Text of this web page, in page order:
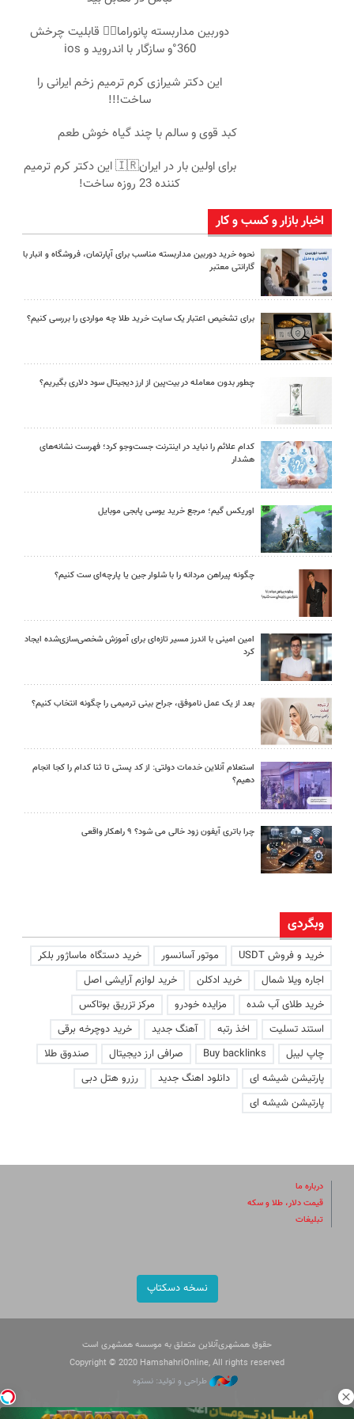
دوربین مداربسته پانوراما👈🏻 قابلیت چرخش
360°و سازگار با اندروید و ios
این دکتر شیرازی کرم ترمیم زخم ایرانی را
ساخت!!!
کبد قوی و سالم با چند گیاه خوش طعم
برای اولین بار در ایران🇮🇷 این دکتر کرم ترمیم
کننده 23 روزه ساخت!
اخبار بازار و کسب و کار
نحوه خرید دوربین مداربسته مناسب برای آپارتمان، فروشگاه و انبار با
گارانتی معتبر
برای تشخیص اعتبار یک سایت خرید طلا چه مواردی را بررسی کنیم؟
چطور بدون معامله در بیت‌پین از ارز دیجیتال سود دلاری بگیریم؟
کدام علائم را نباید در اینترنت جست‌وجو کرد؛ فهرست نشانه‌های
هشدار
اوریکس گیم؛ مرجع خرید یوسی پابجی موبایل
چگونه پیراهن مردانه را با شلوار جین یا پارچه‌ای ست کنیم؟
امین امینی با اندرز مسیر تازه‌ای برای آموزش شخصی‌سازی‌شده ایجاد
کرد
بعد از یک عمل ناموفق، جراح بینی ترمیمی را چگونه انتخاب کنیم؟
استعلام آنلاین خدمات دولتی: از کد پستی تا ثنا کدام را کجا انجام
دهیم؟
چرا باتری آیفون زود خالی می شود؟ ۹ راهکار واقعی
وبگردی
خرید و فروش USDT موتور آسانسور
خرید دستگاه ماساژور بلکر
اجاره ویلا شمال
خرید ادکلن
خرید لوازم آرایشی اصل
خرید طلای آب شده
مزایده خودرو
مرکز تزریق بوتاکس
استند تسلیت
اخذ رتبه آهنگ جدید
خرید دوچرخه برقی
چاپ لیبل
Buy backlinks صرافی ارز دیجیتال
صندوق طلا
پارتیشن شیشه ای
دانلود اهنگ جدید
رزرو هتل دبی
پارتیشن شیشه ای
درباره ما
قیمت دلار، طلا و سکه
تبلیغات
نسخه دسکتاپ
حقوق همشهری‌آنلاین متعلق به موسسه همشهری است
Copyright © 2020 HamshahriOnline, All rights reserved
طراحی و تولید: نستوه